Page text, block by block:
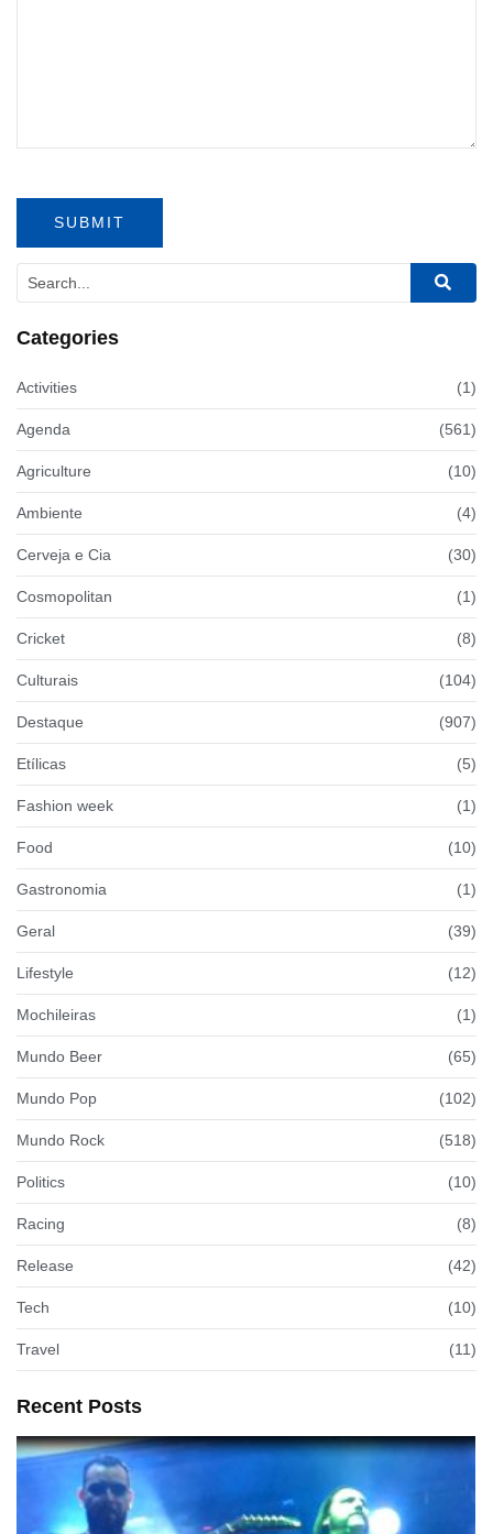
Categories
Activities (1)
Agenda (561)
Agriculture (10)
Ambiente (4)
Cerveja e Cia (30)
Cosmopolitan (1)
Cricket (8)
Culturais (104)
Destaque (907)
Etílicas (5)
Fashion week (1)
Food (10)
Gastronomia (1)
Geral (39)
Lifestyle (12)
Mochileiras (1)
Mundo Beer (65)
Mundo Pop (102)
Mundo Rock (518)
Politics (10)
Racing (8)
Release (42)
Tech (10)
Travel (11)
Recent Posts